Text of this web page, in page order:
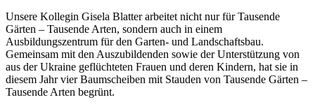
Unsere Kollegin Gisela Blatter arbeitet nicht nur für Tausende
Gärten – Tausende Arten, sondern auch in einem
Ausbildungszentrum für den Garten- und Landschaftsbau.
Gemeinsam mit den Auszubildenden sowie der Unterstützung von
aus der Ukraine geflüchteten Frauen und deren Kindern, hat sie in
diesem Jahr vier Baumscheiben mit Stauden von Tausende Gärten –
Tausende Arten begrünt.